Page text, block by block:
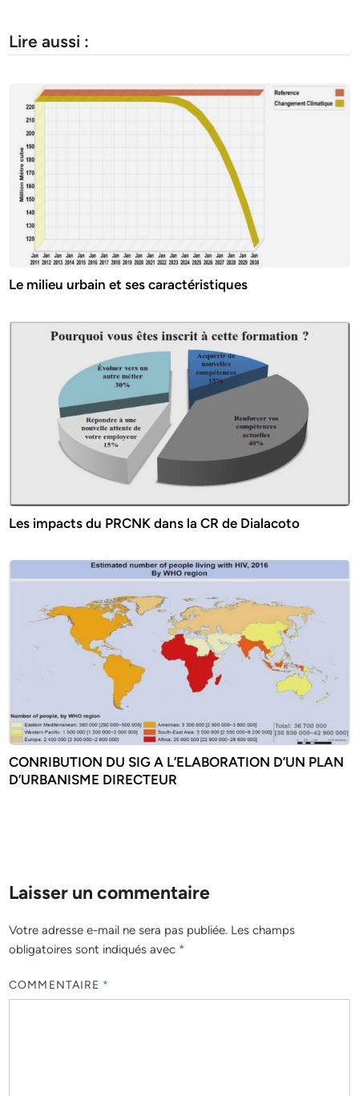
Lire aussi :
Le milieu urbain et ses caractéristiques
Les impacts du PRCNK dans la CR de Dialacoto
CONRIBUTION DU SIG A L’ELABORATION D’UN PLAN
D’URBANISME DIRECTEUR
Laisser un commentaire
Votre adresse e-mail ne sera pas publiée. Les champs
obligatoires sont indiqués avec *
COMMENTAIRE *